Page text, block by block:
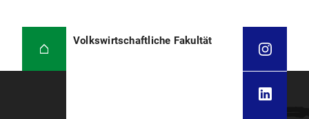
Volkswirtschaftliche Fakultät